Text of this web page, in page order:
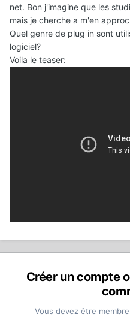
net. Bon j'imagine que les
mais je cherche a m'en
Quel genre de plug in sont
logiciel?
Voila le teaser:
Créer un compte
Vous devez être